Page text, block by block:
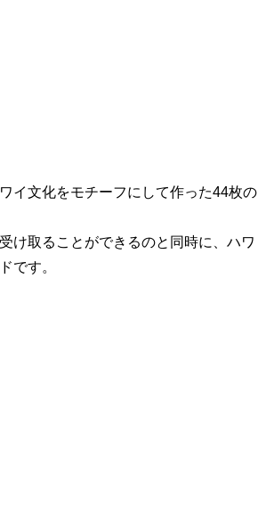
イ文化をモチーフにして作った44枚の
け取ることができるのと同時に、ハワ
です。